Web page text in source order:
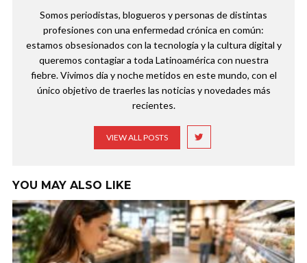
Somos periodistas, blogueros y personas de distintas
profesiones con una enfermedad crónica en común:
estamos obsesionados con la tecnología y la cultura digital y
queremos contagiar a toda Latinoamérica con nuestra
fiebre. Vivimos día y noche metidos en este mundo, con el
único objetivo de traerles las noticias y novedades más
recientes.
VIEW ALL POSTS
YOU MAY ALSO LIKE